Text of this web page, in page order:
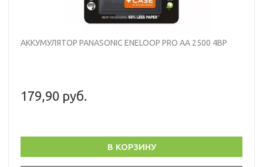
АККУМУЛЯТОР PANASONIC ENELOOP PRO AA 2500 4BP
179,90 руб.
В КОРЗИНУ